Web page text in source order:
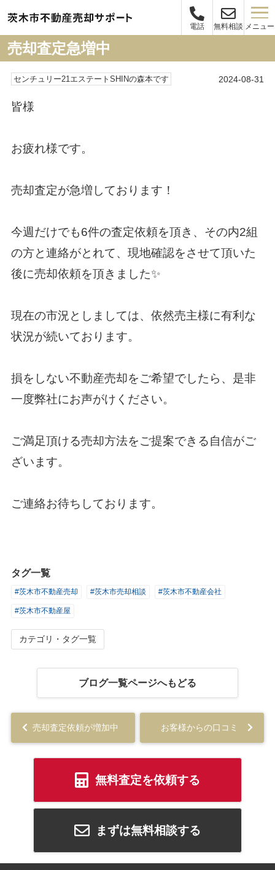
電話 無料相談 メニュー
売却査定急増中
センチュリー21エステートSHINの森本です 2024-08-31
皆様
お疲れ様です。
売却査定が急増しております！
今週だけでも6件の査定依頼を頂き、その内2組
の方と連絡がとれて、現地確認をさせて頂いた
後に売却依頼を頂きました✨
現在の市況としましては、依然売主様に有利な
状況が続いております。
損をしない不動産売却をご希望でしたら、是非
一度弊社にお声がけください。
ご満足頂ける売却方法をご提案できる自信がご
ざいます。
ご連絡お待ちしております。
タグ一覧
#茨木市不動産売却 #茨木市売却相談 #茨木市不動産会社
#茨木市不動産屋
カテゴリ・タグ一覧
ブログ一覧ページへもどる
売却査定依頼が増加中 お客様からの口コミ
無料査定を依頼する
まずは無料相談する